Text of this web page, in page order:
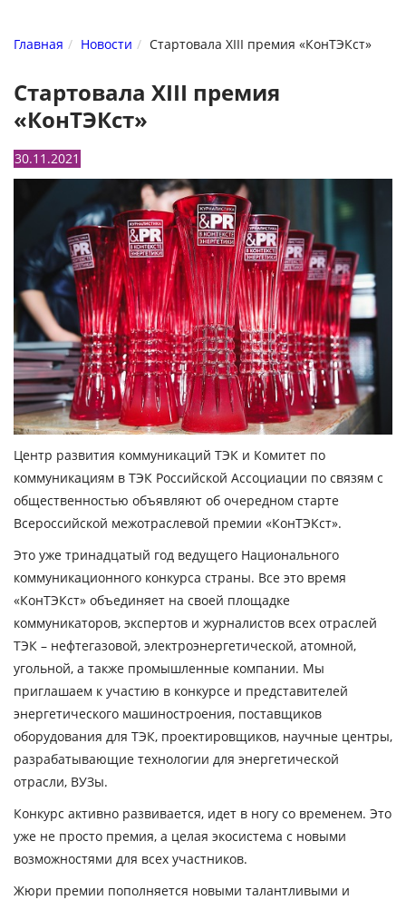
Главная Новости Стартовала XIII премия «КонТЭКст»
Стартовала XIII премия
«КонТЭКст»
30.11.2021
Центр развития коммуникаций ТЭК и Комитет по
коммуникациям в ТЭК Российской Ассоциации по связям с
общественностью объявляют об очередном старте
Всероссийской межотраслевой премии «КонТЭКст».
Это уже тринадцатый год ведущего Национального
коммуникационного конкурса страны. Все это время
«КонТЭКст» объединяет на своей площадке
коммуникаторов, экспертов и журналистов всех отраслей
ТЭК – нефтегазовой, электроэнергетической, атомной,
угольной, а также промышленные компании. Мы
приглашаем к участию в конкурсе и представителей
энергетического машиностроения, поставщиков
оборудования для ТЭК, проектировщиков, научные центры,
разрабатывающие технологии для энергетической
отрасли, ВУЗы.
Конкурс активно развивается, идет в ногу со временем. Это
уже не просто премия, а целая экосистема с новыми
возможностями для всех участников.
Жюри премии пополняется новыми талантливыми и